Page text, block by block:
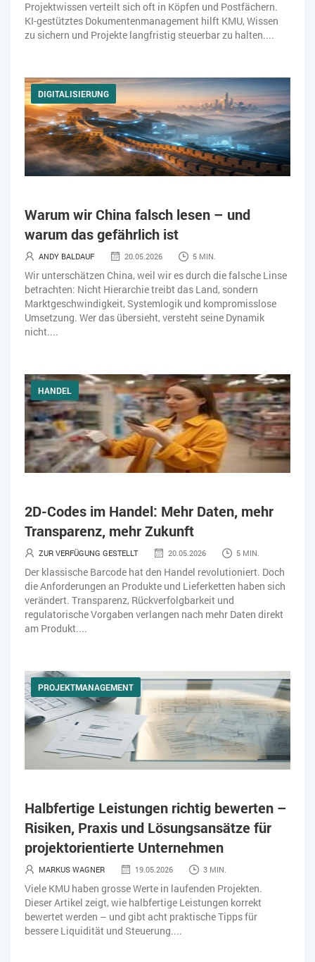
Projektwissen verteilt sich oft in Köpfen und Postfächern.
KI-gestütztes Dokumentenmanagement hilft KMU, Wissen
zu sichern und Projekte langfristig steuerbar zu halten....
DIGITALISIERUNG
Warum wir China falsch lesen – und
warum das gefährlich ist
ANDY BALDAUF 20.05.2026 5 MIN.
Wir unterschätzen China, weil wir es durch die falsche Linse
betrachten: Nicht Hierarchie treibt das Land, sondern
Marktgeschwindigkeit, Systemlogik und kompromisslose
Umsetzung. Wer das übersieht, versteht seine Dynamik
nicht....
HANDEL
2D-Codes im Handel: Mehr Daten, mehr
Transparenz, mehr Zukunft
ZUR VERFÜGUNG GESTELLT 20.05.2026 5 MIN.
Der klassische Barcode hat den Handel revolutioniert. Doch
die Anforderungen an Produkte und Lieferketten haben sich
verändert. Transparenz, Rückverfolgbarkeit und
regulatorische Vorgaben verlangen nach mehr Daten direkt
am Produkt....
PROJEKTMANAGEMENT
Halbfertige Leistungen richtig bewerten –
Risiken, Praxis und Lösungsansätze für
projektorientierte Unternehmen
MARKUS WAGNER 19.05.2026 3 MIN.
Viele KMU haben grosse Werte in laufenden Projekten.
Dieser Artikel zeigt, wie halbfertige Leistungen korrekt
bewertet werden – und gibt acht praktische Tipps für
bessere Liquidität und Steuerung....